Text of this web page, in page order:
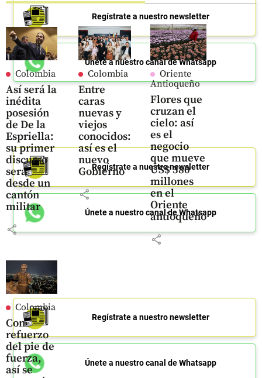
Colombia
Así será la
inédita
posesión
de De la
Espriella:
su primer
discurso
será
desde un
cantón
militar
share
Colombia
Entre
caras
nuevas y
viejos
conocidos:
así es el
nuevo
Gobierno
share
Oriente
Antioqueño
Flores que
cruzan el
cielo: así
es el
negocio
que mueve
US$ 380
millones
en el
Oriente
antioqueño
share
Colombia
Con
refuerzo
del pie de
fuerza,
así se
Regístrate a nuestro newsletter
Únete a nuestro canal de Whatsapp
Regístrate a nuestro newsletter
Únete a nuestro canal de Whatsapp
Regístrate a nuestro newsletter
Únete a nuestro canal de Whatsapp